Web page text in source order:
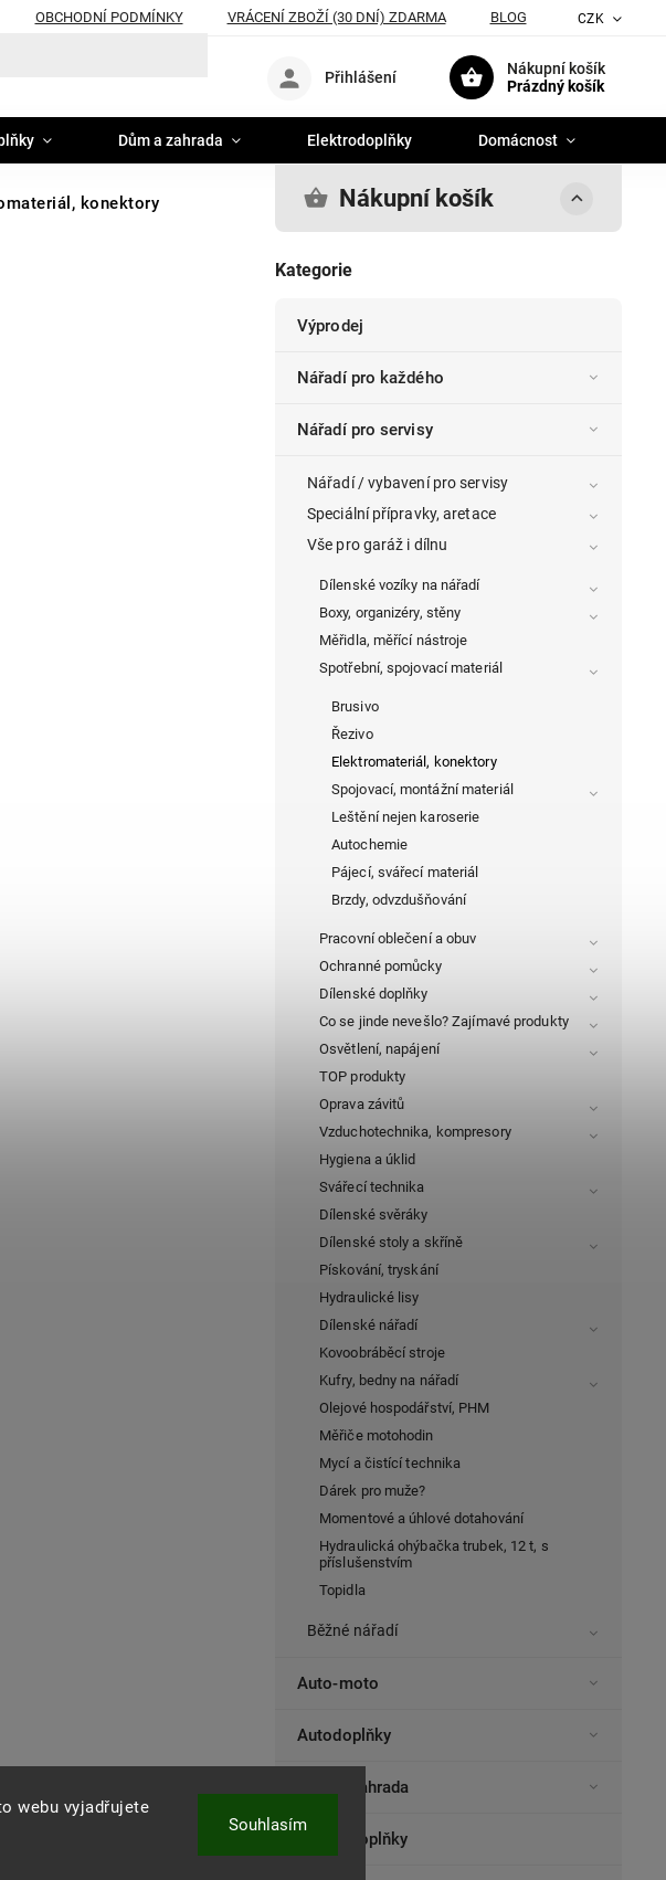
webu vyjadřujete
Souhlasím
OBCHODNÍ PODMÍNKY VRÁCENÍ ZBOŽÍ (30 DNÍ) ZDARMA BLOG CZK
Nákupní košík
Prázdný košík
Přihlášení
Dům a zahrada Elektrodoplňky Domácnost
konektory Nákupní košík
Kategorie
Výprodej
Nářadí pro každého
Nářadí pro servisy
Nářadí / vybavení pro servisy
Speciální přípravky, aretace
Vše pro garáž i dílnu
Dílenské vozíky na nářadí
Boxy, organizéry, stěny
Měřidla, měřící nástroje
Spotřební, spojovací materiál
Brusivo
Řezivo
Elektromateriál, konektory
Spojovací, montážní materiál
Leštění nejen karoserie
Autochemie
Pájecí, svářecí materiál
Brzdy, odvzdušňování
Pracovní oblečení a obuv
Ochranné pomůcky
Dílenské doplňky
Co se jinde nevešlo? Zajímavé produkty
Osvětlení, napájení
TOP produkty
Oprava závitů
Vzduchotechnika, kompresory
Hygiena a úklid
Svářecí technika
Dílenské svěráky
Dílenské stoly a skříně
Pískování, tryskání
Hydraulické lisy
Dílenské nářadí
Kovoobráběcí stroje
Kufry, bedny na nářadí
Olejové hospodářství, PHM
Měřiče motohodin
Mycí a čistící technika
Dárek pro muže?
Momentové a úhlové dotahování
Hydraulická ohýbačka trubek, 12 t, s
příslušenstvím
Topidla
Běžné nářadí
Auto-moto
Autodoplňky
Dům a zahrada
Elektrodoplňky